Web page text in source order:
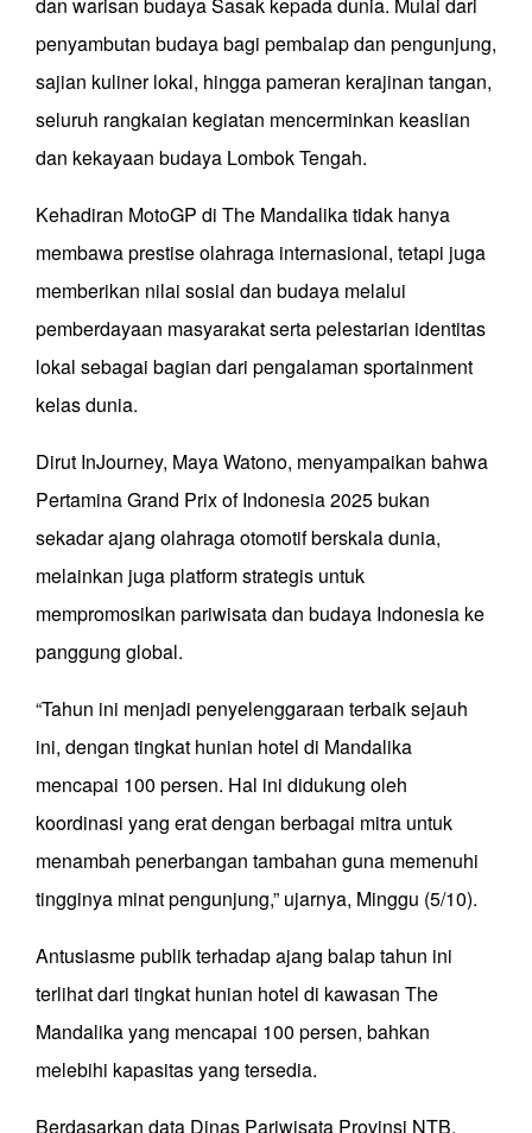
dan warisan budaya Sasak kepada dunia. Mulai dari
penyambutan budaya bagi pembalap dan pengunjung,
sajian kuliner lokal, hingga pameran kerajinan tangan,
seluruh rangkaian kegiatan mencerminkan keaslian
dan kekayaan budaya Lombok Tengah.
Kehadiran MotoGP di The Mandalika tidak hanya
membawa prestise olahraga internasional, tetapi juga
memberikan nilai sosial dan budaya melalui
pemberdayaan masyarakat serta pelestarian identitas
lokal sebagai bagian dari pengalaman sportainment
kelas dunia.
Dirut InJourney, Maya Watono, menyampaikan bahwa
Pertamina Grand Prix of Indonesia 2025 bukan
sekadar ajang olahraga otomotif berskala dunia,
melainkan juga platform strategis untuk
mempromosikan pariwisata dan budaya Indonesia ke
panggung global.
“Tahun ini menjadi penyelenggaraan terbaik sejauh
ini, dengan tingkat hunian hotel di Mandalika
mencapai 100 persen. Hal ini didukung oleh
koordinasi yang erat dengan berbagai mitra untuk
menambah penerbangan tambahan guna memenuhi
tingginya minat pengunjung,” ujarnya, Minggu (5/10).
Antusiasme publik terhadap ajang balap tahun ini
terlihat dari tingkat hunian hotel di kawasan The
Mandalika yang mencapai 100 persen, bahkan
melebihi kapasitas yang tersedia.
Berdasarkan data Dinas Pariwisata Provinsi NTB,